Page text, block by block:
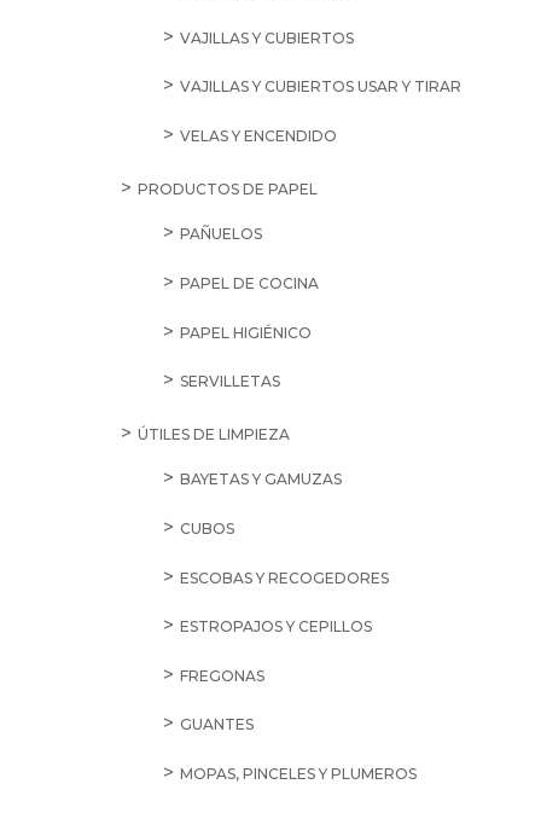
VAJILLAS Y CUBIERTOS
VAJILLAS Y CUBIERTOS USAR Y TIRAR
VELAS Y ENCENDIDO
PRODUCTOS DE PAPEL
PAÑUELOS
PAPEL DE COCINA
PAPEL HIGIÉNICO
SERVILLETAS
ÚTILES DE LIMPIEZA
BAYETAS Y GAMUZAS
CUBOS
ESCOBAS Y RECOGEDORES
ESTROPAJOS Y CEPILLOS
FREGONAS
GUANTES
MOPAS, PINCELES Y PLUMEROS